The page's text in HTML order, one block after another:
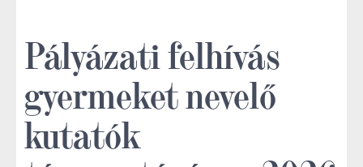
Pályázati felhívás
gyermeket nevelő
kutatók